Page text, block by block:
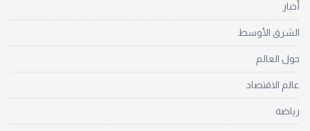
أخبار
الشرق الأوسط
حول العالم
عالم الاقتصاد
رياضة